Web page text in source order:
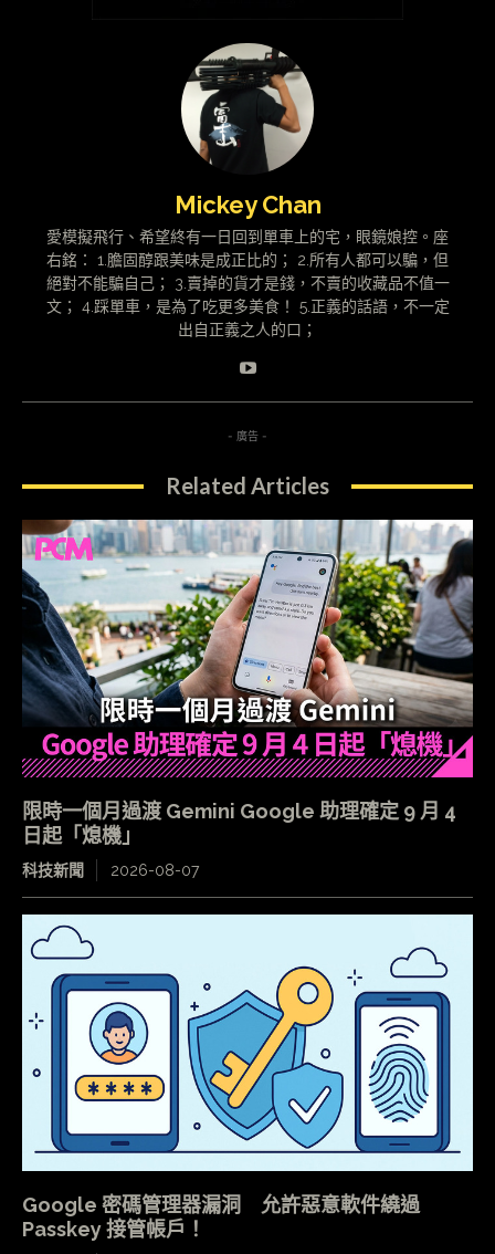
Mickey Chan
愛模擬飛行、希望終有一日回到單車上的宅，眼鏡娘控。座
右銘： 1.膽固醇跟美味是成正比的； 2.所有人都可以騙，但
絕對不能騙自己； 3.賣掉的貨才是錢，不賣的收藏品不值一
文； 4.踩單車，是為了吃更多美食！ 5.正義的話語，不一定
出自正義之人的口；
- 廣告 -
Related Articles
限時一個月過渡 Gemini Google 助理確定 9 月 4
日起「熄機」
科技新聞 2026-08-07
Google 密碼管理器漏洞 允許惡意軟件繞過
Passkey 接管帳戶！